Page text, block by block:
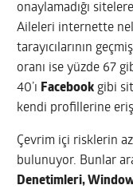
onaylamadığı
Aileleri internette
tarayıcılarının
oranı ise yüzde 67
40’ı Facebook gibi
kendi profillerine
Çevrim içi risklerin
bulunuyor. Bunlar
Denetimleri,